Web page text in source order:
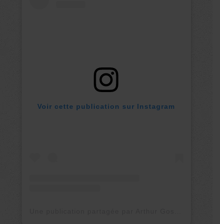
Voir cette publication sur Instagram